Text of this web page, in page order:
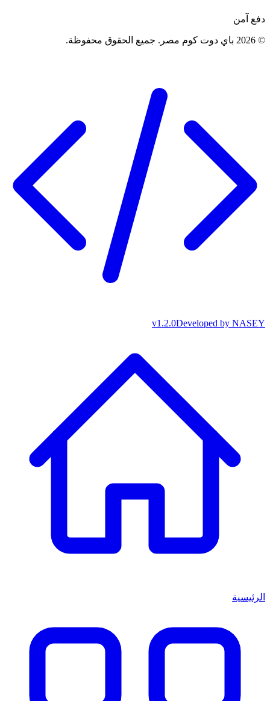
دفع آمن
©
2026 باي دوت كوم مصر . جميع الحقوق محفوظة.
Developed by NASEY
v1.2.0
الرئيسية